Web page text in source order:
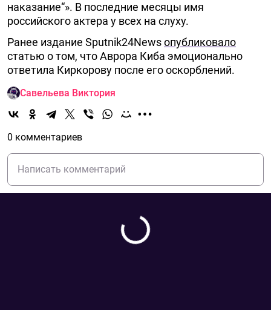
наказание“». В последние месяцы имя
российского актера у всех на слуху.
Ранее издание Sputnik24Newsопубликовало
статью о том, что Аврора Киба эмоционально
ответила Киркорову после его оскорблений.
Савельева Виктория
0 комментариев